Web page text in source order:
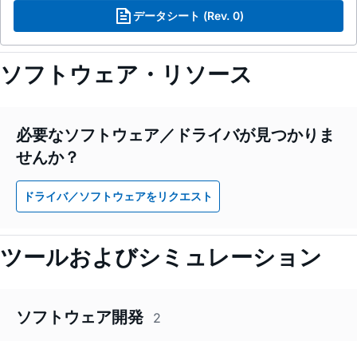
データシート (Rev. 0)
ソフトウェア・リソース
必要なソフトウェア／ドライバが見つかりま
せんか？
ドライバ／ソフトウェアをリクエスト
ツールおよびシミュレーション
ソフトウェア開発 2